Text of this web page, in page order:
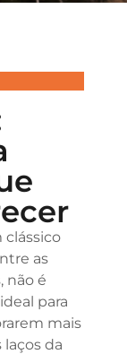
clássico
as
não é
para
mais
da